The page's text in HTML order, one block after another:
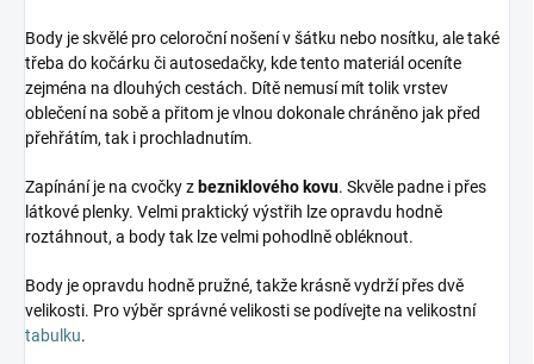
Body je skvělé pro celoroční nošení v šátku nebo nosítku, ale také
třeba do kočárku či autosedačky, kde tento materiál oceníte
zejména na dlouhých cestách. Dítě nemusí mít tolik vrstev
oblečení na sobě a přitom je vlnou dokonale chráněno jak před
přehřátím, tak i prochladnutím.
Zapínání je na cvočky z bezniklového kovu. Skvěle padne i přes
látkové plenky. Velmi praktický výstřih lze opravdu hodně
roztáhnout, a body tak lze velmi pohodlně obléknout.
Body je opravdu hodně pružné, takže krásně vydrží přes dvě
velikosti. Pro výběr správné velikosti se podívejte na velikostní
tabulku.